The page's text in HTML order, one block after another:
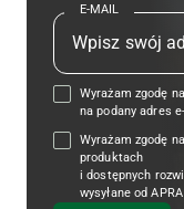
E-MAIL
Wyrażam zgodę
na podany adres
Wyrażam zgodę
produktach
i dostępnych
wysyłane od